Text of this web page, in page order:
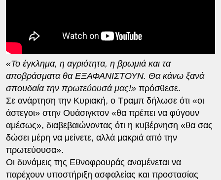
«Το έγκλημα, η αγριότητα, η βρωμιά και τα
αποβράσματα θα ΕΞΑΦΑΝΙΣΤΟΥΝ. Θα κάνω ξανά
σπουδαία την πρωτεύουσά μας!»πρόσθεσε.
Σε ανάρτηση την Κυριακή, ο Τραμπ δήλωσε ότι «οι
άστεγοι» στην Ουάσιγκτον «θα πρέπει να φύγουν
αμέσως», διαβεβαιώνοντας ότι η κυβέρνηση «θα σας
δώσει μέρη να μείνετε, αλλά μακριά από την
πρωτεύουσα».
Οι δυνάμεις της Εθνοφρουράς αναμένεται να
παρέχουν υποστήριξη ασφαλείας και προστασίας